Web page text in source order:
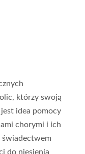
którzy swoją
idea pomocy
chorymi i ich
świadectwem
do niesienia